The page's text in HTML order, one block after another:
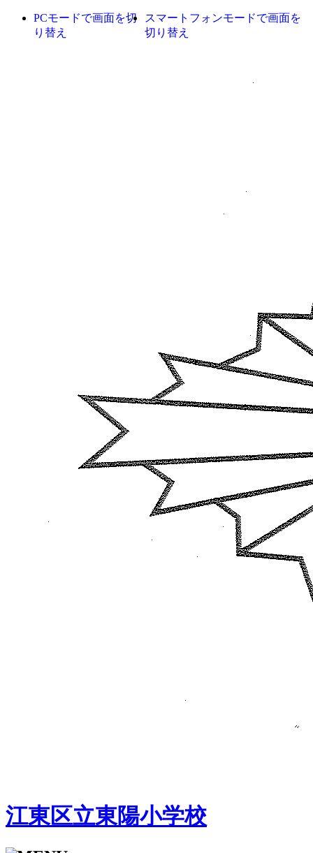
PCモードで画面を切
り替え
スマートフォンモードで画面を
切り替え
江東区立東陽小学校